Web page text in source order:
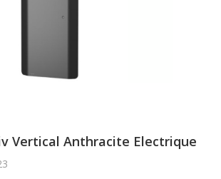
Vertical Anthracite Electrique